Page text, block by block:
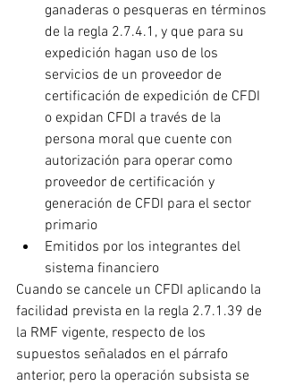
ganaderas o pesqueras en términos
de la regla 2.7.4.1, y que para su
expedición hagan uso de los
servicios de un proveedor de
certificación de expedición de CFDI
o expidan CFDI a través de la
persona moral que cuente con
autorización para operar como
proveedor de certificación y
generación de CFDI para el sector
primario
Emitidos por los integrantes del
sistema financiero
Cuando se cancele un CFDI aplicando la
facilidad prevista en la regla 2.7.1.39 de
la RMF vigente, respecto de los
supuestos señalados en el párrafo
anterior, pero la operación subsista se